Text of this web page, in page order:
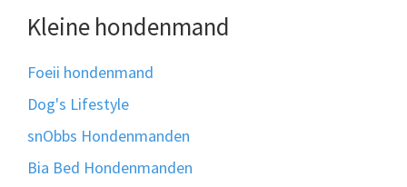
Kleine hondenmand
Foeii hondenmand
Dog's Lifestyle
snObbs Hondenmanden
Bia Bed Hondenmanden